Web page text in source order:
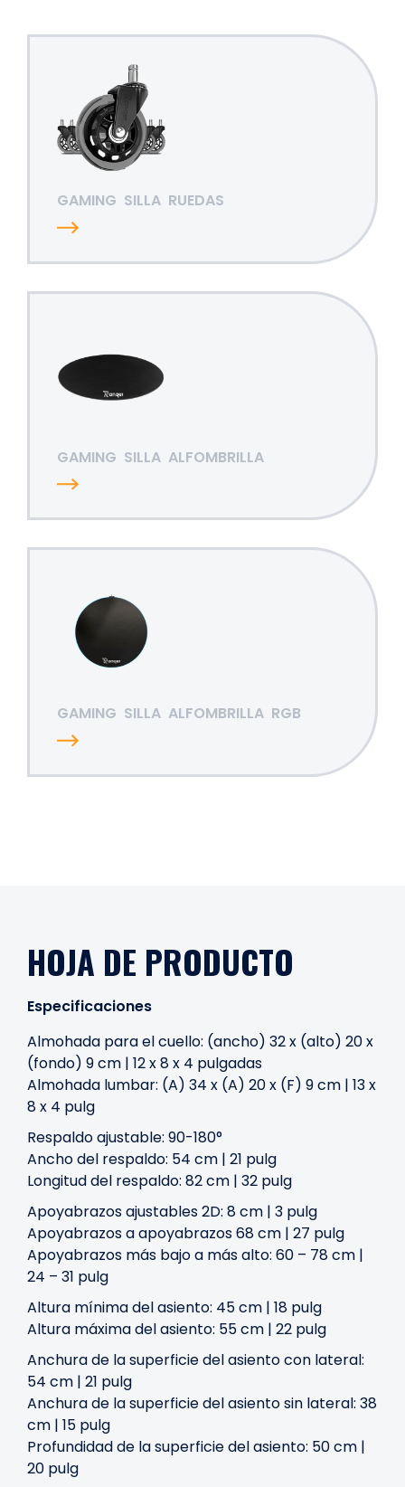
GAMING SILLA RUEDAS
GAMING SILLA ALFOMBRILLA
GAMING SILLA ALFOMBRILLA RGB
HOJA DE PRODUCTO
Especificaciones
Almohada para el cuello: (ancho) 32 x (alto) 20 x
(fondo) 9 cm | 12 x 8 x 4 pulgadas
Almohada lumbar: (A) 34 x (A) 20 x (F) 9 cm | 13 x
8 x 4 pulg
Respaldo ajustable: 90-180°
Ancho del respaldo: 54 cm | 21 pulg
Longitud del respaldo: 82 cm | 32 pulg
Apoyabrazos ajustables 2D: 8 cm | 3 pulg
Apoyabrazos a apoyabrazos 68 cm | 27 pulg
Apoyabrazos más bajo a más alto: 60 – 78 cm |
24 – 31 pulg
Altura mínima del asiento: 45 cm | 18 pulg
Altura máxima del asiento: 55 cm | 22 pulg
Anchura de la superficie del asiento con lateral:
54 cm | 21 pulg
Anchura de la superficie del asiento sin lateral: 38
cm | 15 pulg
Profundidad de la superficie del asiento: 50 cm |
20 pulg